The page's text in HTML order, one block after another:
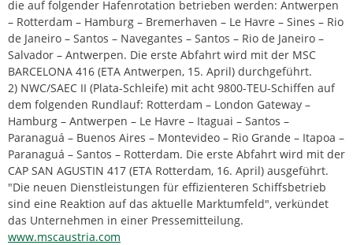
die auf folgender Hafenrotation betrieben werden: Antwerpen
– Rotterdam – Hamburg – Bremerhaven – Le Havre – Sines – Rio
de Janeiro – Santos – Navegantes – Santos – Rio de Janeiro –
Salvador – Antwerpen. Die erste Abfahrt wird mit der MSC
BARCELONA 416 (ETA Antwerpen, 15. April) durchgeführt.
2) NWC/SAEC II (Plata-Schleife) mit acht 9800-TEU-Schiffen auf
dem folgenden Rundlauf: Rotterdam – London Gateway –
Hamburg – Antwerpen – Le Havre – Itaguai – Santos –
Paranaguá – Buenos Aires – Montevideo – Rio Grande – Itapoa –
Paranaguá – Santos – Rotterdam. Die erste Abfahrt wird mit der
CAP SAN AGUSTIN 417 (ETA Rotterdam, 16. April) ausgeführt.
"Die neuen Dienstleistungen für effizienteren Schiffsbetrieb
sind eine Reaktion auf das aktuelle Marktumfeld", verkündet
das Unternehmen in einer Pressemitteilung.
www.mscaustria.com